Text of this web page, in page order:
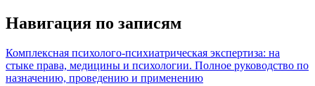
Навигация по записям
Комплексная психолого-психиатрическая экспертиза: на
стыке права, медицины и психологии. Полное руководство по
назначению, проведению и применению